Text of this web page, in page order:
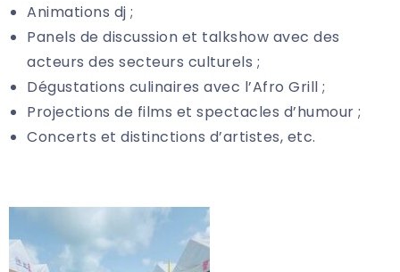
Animations dj ;
Panels de discussion et talkshow avec des
acteurs des secteurs culturels ;
Dégustations culinaires avec l’Afro Grill ;
Projections de films et spectacles d’humour ;
Concerts et distinctions d’artistes, etc.